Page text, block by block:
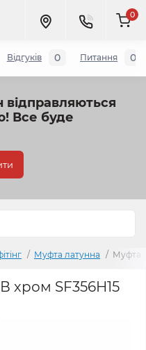
Все буде
0
Муфта латунна Муфта
хром SF356H15
Відгуків 0 Питання 0